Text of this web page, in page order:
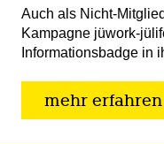
Auch als Nicht-
Kampagne jüwork-
Informationsbadge in
mehr erfahren